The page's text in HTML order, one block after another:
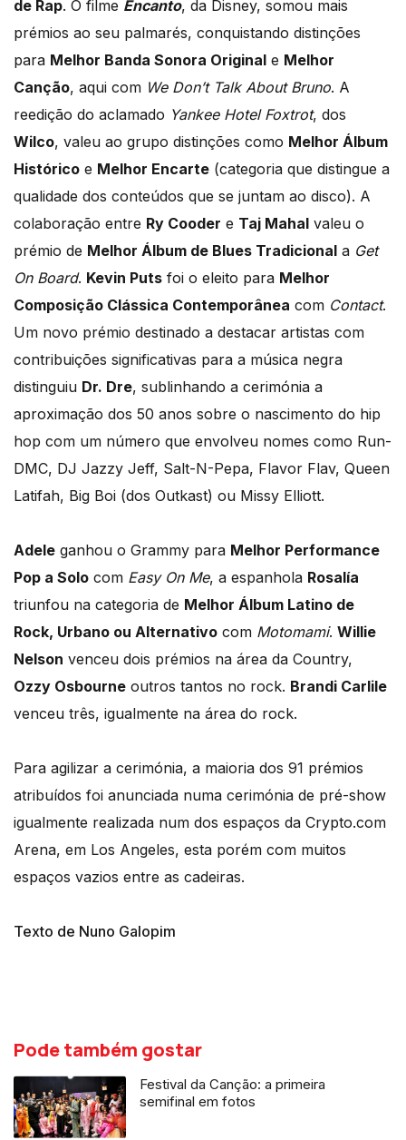
de Rap. O filme Encanto, da Disney, somou mais
prémios ao seu palmarés, conquistando distinções
para Melhor Banda Sonora Original e Melhor
Canção, aqui com We Don’t Talk About Bruno. A
reedição do aclamado Yankee Hotel Foxtrot, dos
Wilco, valeu ao grupo distinções como Melhor Álbum
Histórico e Melhor Encarte (categoria que distingue a
qualidade dos conteúdos que se juntam ao disco). A
colaboração entre Ry Cooder e Taj Mahal valeu o
prémio de Melhor Álbum de Blues Tradicional a Get
On Board. Kevin Puts foi o eleito para Melhor
Composição Clássica Contemporânea com Contact.
Um novo prémio destinado a destacar artistas com
contribuições significativas para a música negra
distinguiu Dr. Dre, sublinhando a cerimónia a
aproximação dos 50 anos sobre o nascimento do hip
hop com um número que envolveu nomes como Run-
DMC, DJ Jazzy Jeff, Salt-N-Pepa, Flavor Flav, Queen
Latifah, Big Boi (dos Outkast) ou Missy Elliott.
Adele ganhou o Grammy para Melhor Performance
Pop a Solo com Easy On Me, a espanhola Rosalía
triunfou na categoria de Melhor Álbum Latino de
Rock, Urbano ou Alternativo com Motomami. Willie
Nelson venceu dois prémios na área da Country,
Ozzy Osbourne outros tantos no rock. Brandi Carlile
venceu três, igualmente na área do rock.
Para agilizar a cerimónia, a maioria dos 91 prémios
atribuídos foi anunciada numa cerimónia de pré-show
igualmente realizada num dos espaços da Crypto.com
Arena, em Los Angeles, esta porém com muitos
espaços vazios entre as cadeiras.
Texto de Nuno Galopim
Pode também gostar
Festival da Canção: a primeira
semifinal em fotos